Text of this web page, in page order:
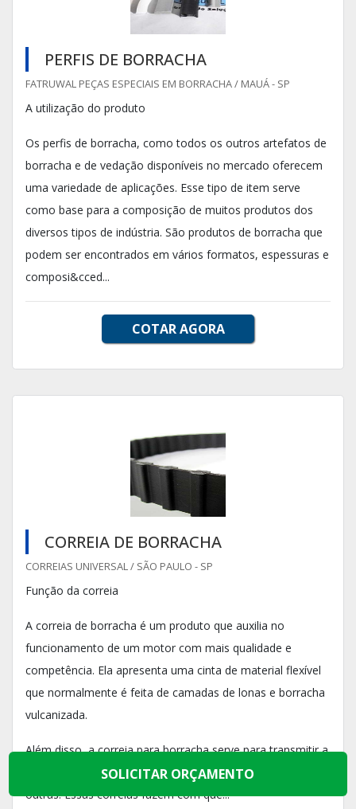
PERFIS DE BORRACHA
FATRUWAL PEÇAS ESPECIAIS EM BORRACHA / MAUÁ - SP
A utilização do produto
Os perfis de borracha, como todos os outros artefatos de
borracha e de vedação disponíveis no mercado oferecem
uma variedade de aplicações. Esse tipo de item serve
como base para a composição de muitos produtos dos
diversos tipos de indústria. São produtos de borracha que
podem ser encontrados em vários formatos, espessuras e
composi&cced...
COTAR AGORA
CORREIA DE BORRACHA
CORREIAS UNIVERSAL / SÃO PAULO - SP
Função da correia
A correia de borracha é um produto que auxilia no
funcionamento de um motor com mais qualidade e
competência. Ela apresenta uma cinta de material flexível
que normalmente é feita de camadas de lonas e borracha
vulcanizada.
Além disso, a correia para borracha serve para transmitir a
força e movimento de uma polia ou engrenagem para
outras. Essas correias fazem com que...
SOLICITAR ORÇAMENTO